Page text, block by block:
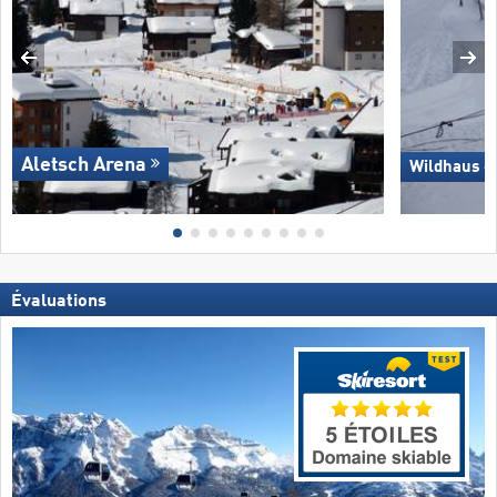
Aletsch Arena Wildhaus –
Évaluations